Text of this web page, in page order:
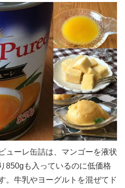
ューレ缶詰は、マンゴーを液状
850gも入っているのに低価格
。牛乳やヨーグルトを混ぜてド